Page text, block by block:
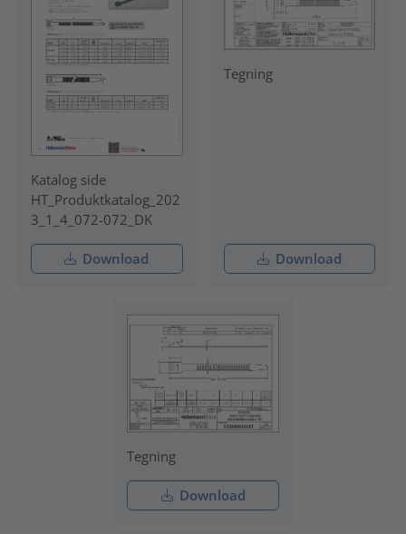
Katalog side
HT_Produktkatalog_202
3_1_4_072-072_DK
Download
Tegning
Download
Tegning
Download